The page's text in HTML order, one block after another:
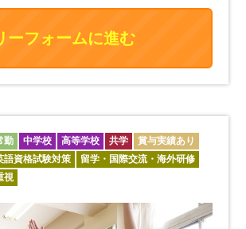
ーフォームに進む
勤 中学校 高等学校 共学
賞与実績あり
語資格試験対策
留学・国際交流・海外研修
視